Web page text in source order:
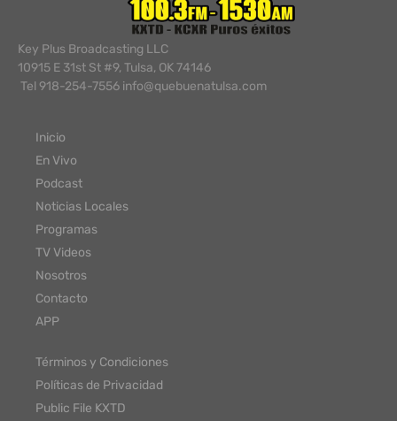
Key Plus Broadcasting LLC
10915 E 31st St #9, Tulsa, OK 74146
Tel 918-254-7556 info@quebuenatulsa.com
Inicio
En Vivo
Podcast
Noticias Locales
Programas
TV Videos
Nosotros
Contacto
APP
Términos y Condiciones
Políticas de Privacidad
Public File KXTD